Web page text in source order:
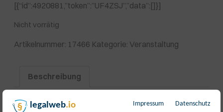
[{“id”:4920881,”token”:”UF4ZSJ”,”data”:[]}]
Nicht vorrätig
Artikelnummer: 17466 Kategorie: Veranstaltung
Beschreibung
Beschreibung
legalweb.io Impressum Datenschutz